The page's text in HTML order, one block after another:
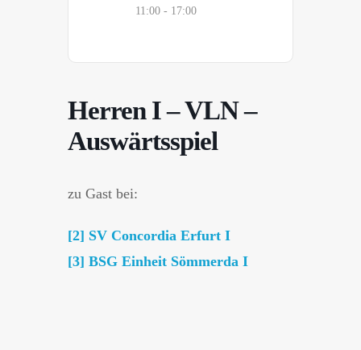
11:00 - 17:00
Herren I – VLN –
Auswärtsspiel
zu Gast bei:
[2] SV Concordia Erfurt I
[3] BSG Einheit Sömmerda I